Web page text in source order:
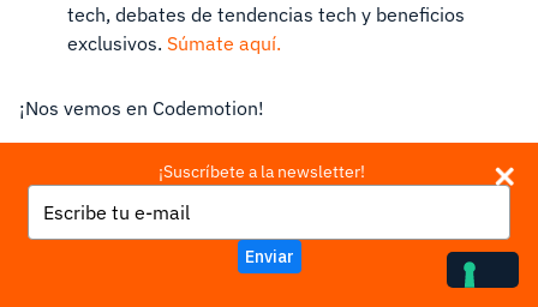
tech, debates de tendencias tech y beneficios
exclusivos. Súmate aquí.
¡Nos vemos en Codemotion!
Artículos relacionados
VanillaCreamJS:
Súperpoderes
¡Suscríbete a la newsletter!
your
email
Enviar